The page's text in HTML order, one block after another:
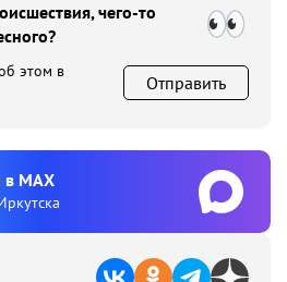
чего-то
этом в
Отправить
MAX